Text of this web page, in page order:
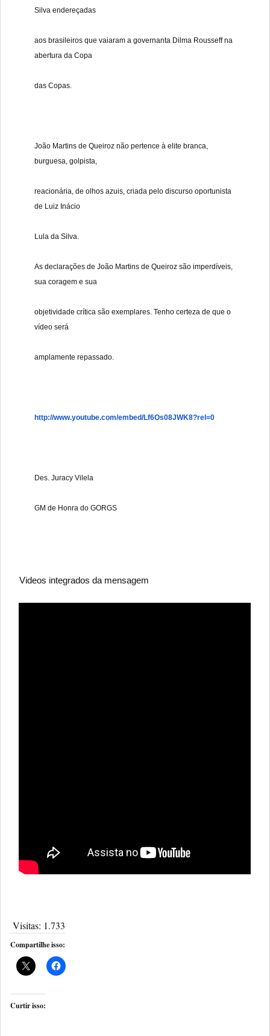
Silva endereçadas
aos brasileiros que vaiaram a governanta Dilma Rousseff na
abertura da Copa
das Copas.
João Martins de Queiroz não pertence à elite branca,
burguesa, golpista,
reacionária, de olhos azuis, criada pelo discurso oportunista
de Luiz Inácio
Lula da Silva.
As declarações de João Martins de Queiroz são imperdíveis,
sua coragem e sua
objetividade crítica são exemplares. Tenho certeza de que o
vídeo será
amplamente repassado.
http://www.youtube.com/embed/Lf6Os08JWK8?rel=0
Des. Juracy Vilela
GM de Honra do GORGS
Videos integrados da mensagem
Visitas: 1.733
Compartilhe isso:
Curtir isso: